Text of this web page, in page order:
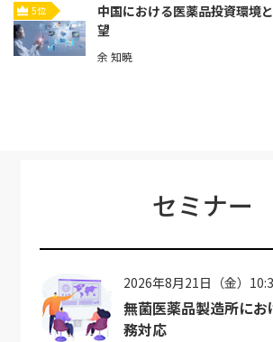
5位
中国における医薬品投資環境
望
余 知暁
セミナー
2026年8月21日（金）
無菌医薬品製造所に
務対応